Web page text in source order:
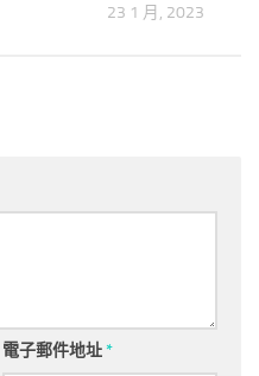
23 1 月, 2023
電子郵件地址*